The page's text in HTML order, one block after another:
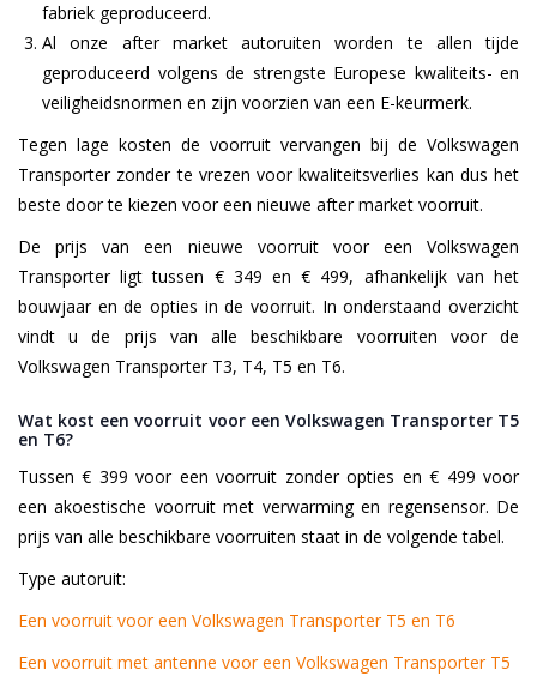
fabriek geproduceerd.
Al onze after market autoruiten worden te allen tijde
geproduceerd volgens de strengste Europese kwaliteits- en
veiligheidsnormen en zijn voorzien van een E-keurmerk.
Tegen lage kosten de voorruit vervangen bij de Volkswagen
Transporter zonder te vrezen voor kwaliteitsverlies kan dus het
beste door te kiezen voor een nieuwe after market voorruit.
De prijs van een nieuwe voorruit voor een Volkswagen
Transporter ligt tussen € 349 en € 499, afhankelijk van het
bouwjaar en de opties in de voorruit. In onderstaand overzicht
vindt u de prijs van alle beschikbare voorruiten voor de
Volkswagen Transporter T3, T4, T5 en T6.
Wat kost een voorruit voor een Volkswagen Transporter T5
en T6?
Tussen € 399 voor een voorruit zonder opties en € 499 voor
een akoestische voorruit met verwarming en regensensor. De
prijs van alle beschikbare voorruiten staat in de volgende tabel.
Type autoruit:
Een voorruit voor een Volkswagen Transporter T5 en T6
Een voorruit met antenne voor een Volkswagen Transporter T5